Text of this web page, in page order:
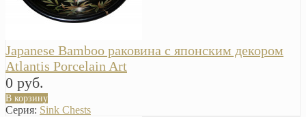
Japanese Bamboo раковина с японским декором
Atlantis Porcelain Art
0 руб.
В корзину
Серия: Sink Chests